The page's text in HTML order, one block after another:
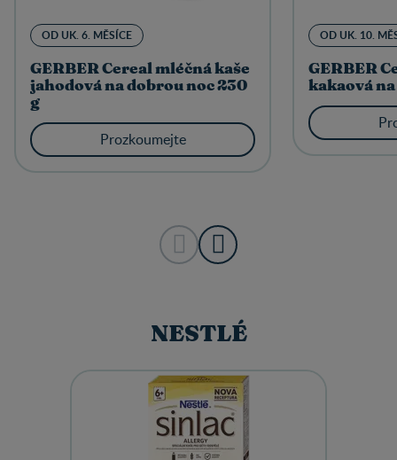
OD UK. 6. MĚSÍCE
GERBER Cereal mléčná kaše
jahodová na dobrou noc 230
g
Prozkoumejte
OD UK. 10.
GERBER
kakaová
NESTLÉ